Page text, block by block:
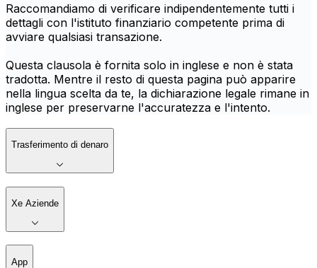
Raccomandiamo di verificare indipendentemente tutti i
dettagli con l'istituto finanziario competente prima di
avviare qualsiasi transazione.
Questa clausola è fornita solo in inglese e non è stata
tradotta. Mentre il resto di questa pagina può apparire
nella lingua scelta da te, la dichiarazione legale rimane in
inglese per preservarne l'accuratezza e l'intento.
Trasferimento di denaro
Xe Aziende
App